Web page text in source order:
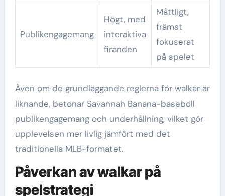
Publikengagemang
Högt, med
interaktiva
firanden
Måttligt,
främst
fokuserat
på spelet
Även om de grundläggande reglerna för walkar är
liknande, betonar Savannah Banana-baseboll
publikengagemang och underhållning, vilket gör
upplevelsen mer livlig jämfört med det
traditionella MLB-formatet.
Påverkan av walkar på
spelstrategi